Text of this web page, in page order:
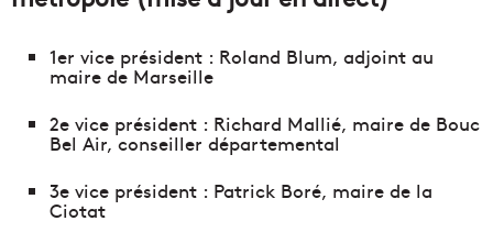
1er vice président : Roland Blum, adjoint au
maire de Marseille
2e vice président : Richard Mallié, maire de Bouc
Bel Air, conseiller départemental
3e vice président : Patrick Boré, maire de la
Ciotat